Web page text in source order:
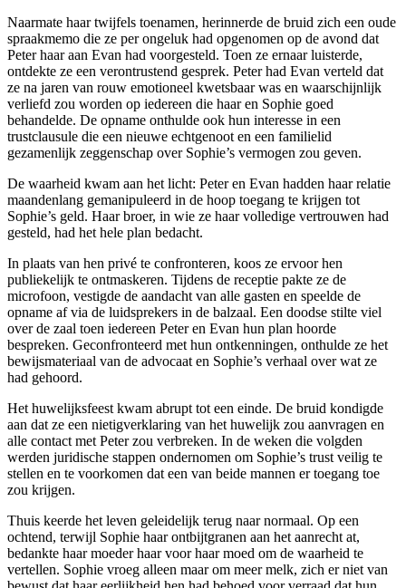
Naarmate haar twijfels toenamen, herinnerde de bruid zich een oude
spraakmemo die ze per ongeluk had opgenomen op de avond dat
Peter haar aan Evan had voorgesteld. Toen ze ernaar luisterde,
ontdekte ze een verontrustend gesprek. Peter had Evan verteld dat
ze na jaren van rouw emotioneel kwetsbaar was en waarschijnlijk
verliefd zou worden op iedereen die haar en Sophie goed
behandelde. De opname onthulde ook hun interesse in een
trustclausule die een nieuwe echtgenoot en een familielid
gezamenlijk zeggenschap over Sophie’s vermogen zou geven.
De waarheid kwam aan het licht: Peter en Evan hadden haar relatie
maandenlang gemanipuleerd in de hoop toegang te krijgen tot
Sophie’s geld. Haar broer, in wie ze haar volledige vertrouwen had
gesteld, had het hele plan bedacht.
In plaats van hen privé te confronteren, koos ze ervoor hen
publiekelijk te ontmaskeren. Tijdens de receptie pakte ze de
microfoon, vestigde de aandacht van alle gasten en speelde de
opname af via de luidsprekers in de balzaal. Een doodse stilte viel
over de zaal toen iedereen Peter en Evan hun plan hoorde
bespreken. Geconfronteerd met hun ontkenningen, onthulde ze het
bewijsmateriaal van de advocaat en Sophie’s verhaal over wat ze
had gehoord.
Het huwelijksfeest kwam abrupt tot een einde. De bruid kondigde
aan dat ze een nietigverklaring van het huwelijk zou aanvragen en
alle contact met Peter zou verbreken. In de weken die volgden
werden juridische stappen ondernomen om Sophie’s trust veilig te
stellen en te voorkomen dat een van beide mannen er toegang toe
zou krijgen.
Thuis keerde het leven geleidelijk terug naar normaal. Op een
ochtend, terwijl Sophie haar ontbijtgranen aan het aanrecht at,
bedankte haar moeder haar voor haar moed om de waarheid te
vertellen. Sophie vroeg alleen maar om meer melk, zich er niet van